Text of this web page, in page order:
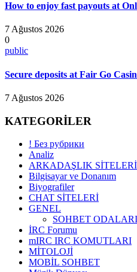
How to enjoy fast payouts at
7 Ağustos 2026
0
public
Secure deposits at Fair Go
7 Ağustos 2026
KATEGORİLER
! Без рубрики
Analiz
ARKADAŞLIK SİTELERİ
Bilgisayar ve Donanım
Biyografiler
CHAT SİTELERİ
GENEL
SOHBET ODALARI
İRC Forumu
mIRC IRC KOMUTLARI
MİTOLOJİ
MOBİL SOHBET